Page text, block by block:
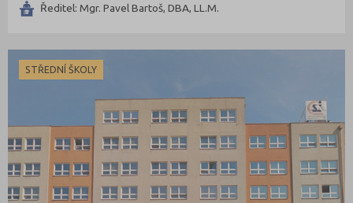
Ředitel: Mgr. Pavel Bartoš, DBA, LL.M.
STŘEDNÍ ŠKOLY